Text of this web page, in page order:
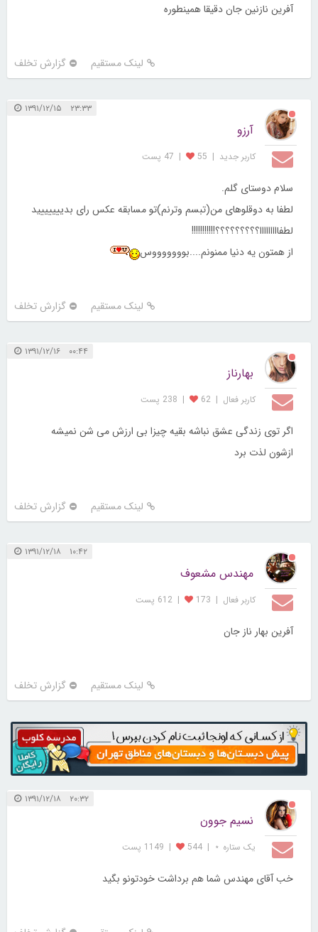
آفرین نازنین جان دقیقا همینطوره
لینک مستقیم گزارش تخلف
۲۳:۳۳ ۱۳۹۱/۱۲/۱۵
آرزو
کاربر جديد |
55
| 47 پست
سلام دوستای گلم.
لطفا به دوقلوهای من(تبسم وترنم)تو مسابقه عکس رای بدییییییید
لطفااااااااا؟؟؟؟؟؟؟؟؟!!!!!!!!!!!
از همتون یه دنیا ممنونم....بوووووووس
لینک مستقیم گزارش تخلف
۰۰:۴۴ ۱۳۹۱/۱۲/۱۶
بهارناز
کاربر فعال |
62
| 238 پست
اگر توی زندگی عشق نباشه بقیه چیزا بی ارزش می شن نمیشه
ازشون لذت برد
لینک مستقیم گزارش تخلف
۱۰:۴۲ ۱۳۹۱/۱۲/۱۸
مهندس مشعوف
کاربر فعال |
173
| 612 پست
آفرین بهار ناز جان
لینک مستقیم گزارش تخلف
۲۰:۳۲ ۱۳۹۱/۱۲/۱۸
نسیم جوون
یک ستاره ⋆ |
544
| 1149 پست
خب آقای مهندس شما هم برداشت خودتونو بگید